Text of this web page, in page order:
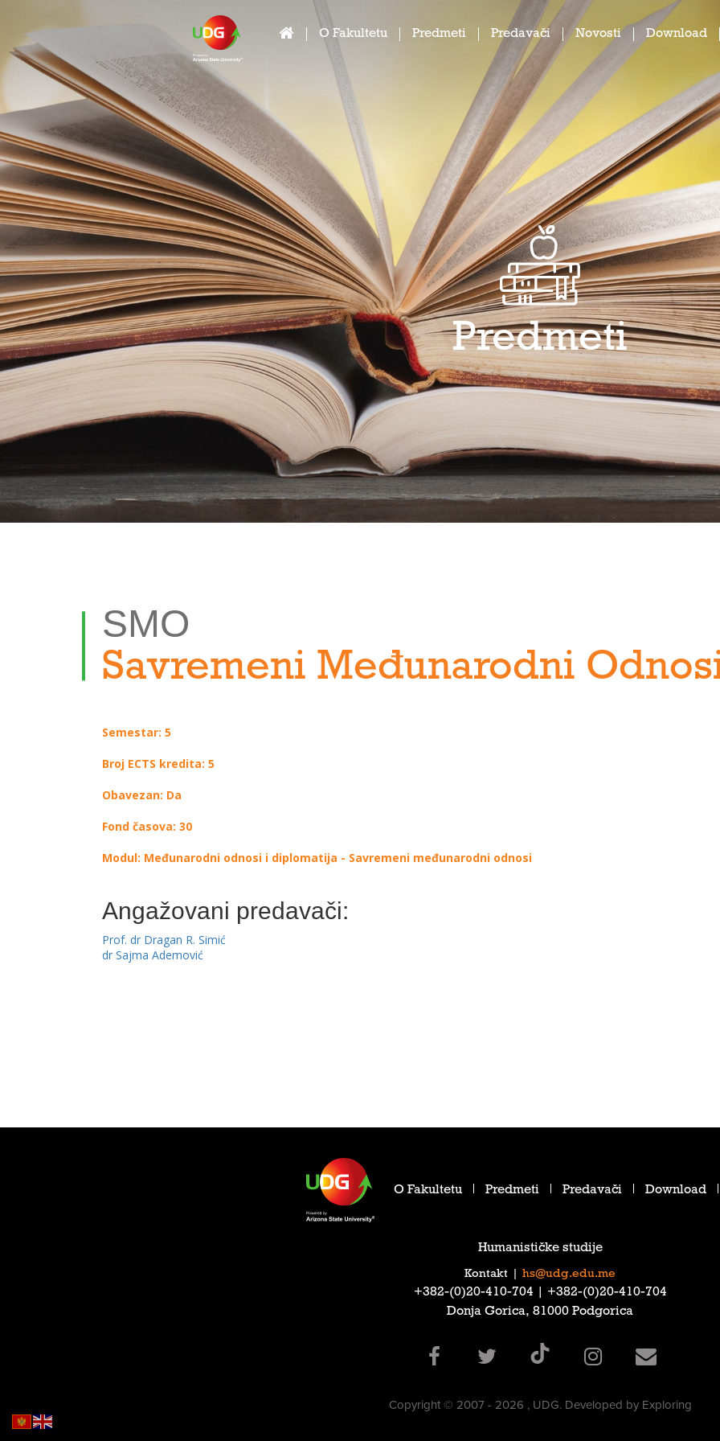
O Fakultetu Predmeti Predavači Novosti Download
Predmeti
SMO
Savremeni Međunarodni
Semestar: 5
Broj ECTS kredita: 5
Obavezan: Da
Fond časova: 30
Modul: Međunarodni odnosi i diplomatija - Savremeni međunarodni odnosi
Angažovani predavači:
Prof. dr Dragan R. Simić
dr Sajma Ademović
O Fakultetu Predmeti Predavači Download
Humanističke studije
Kontakt hs@udg.edu.me
‎+382-(0)20-410-704‎ | ‎+382-(0)20-410-704‎
Donja Gorica, 81000 Podgorica
Copyright © 2007 - 2026 , UDG. Developed by Exploring